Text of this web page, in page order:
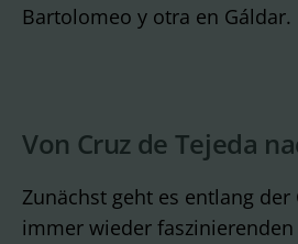
Bartolomeo y otra en Gáldar.
Von Cruz de Tejeda
Zunächst geht es entlang
immer wieder